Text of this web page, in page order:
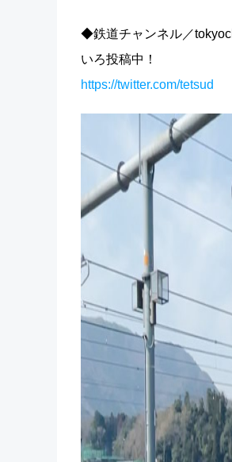
◆鉄道チャンネル／
いろ投稿中！
https://twitter.com/tetsud